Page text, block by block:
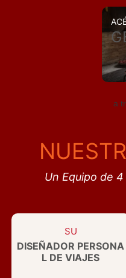
a
Un Equipo de
SU
DISEÑADOR PERSONA
L DE VIAJES